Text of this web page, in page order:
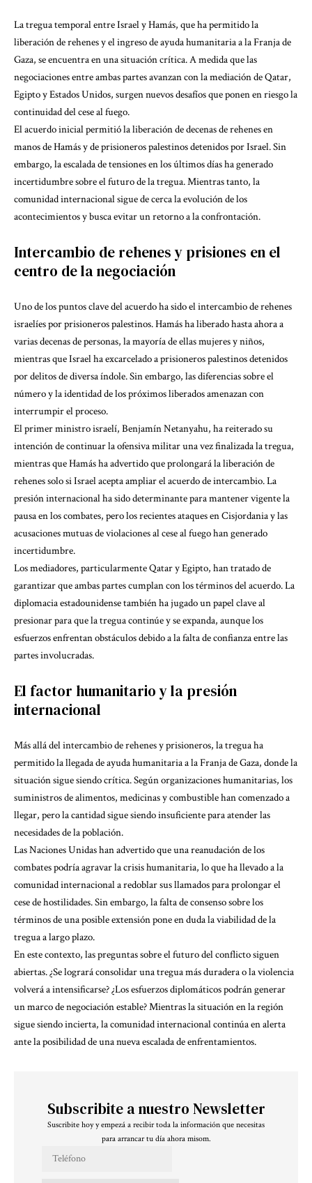
La tregua temporal entre Israel y Hamás, que ha permitido la
liberación de rehenes y el ingreso de ayuda humanitaria a la Franja de
Gaza, se encuentra en una situación crítica. A medida que las
negociaciones entre ambas partes avanzan con la mediación de Qatar,
Egipto y Estados Unidos, surgen nuevos desafíos que ponen en riesgo la
continuidad del cese al fuego.
El acuerdo inicial permitió la liberación de decenas de rehenes en
manos de Hamás y de prisioneros palestinos detenidos por Israel. Sin
embargo, la escalada de tensiones en los últimos días ha generado
incertidumbre sobre el futuro de la tregua. Mientras tanto, la
comunidad internacional sigue de cerca la evolución de los
acontecimientos y busca evitar un retorno a la confrontación.
Intercambio de rehenes y prisiones en el
centro de la negociación
Uno de los puntos clave del acuerdo ha sido el intercambio de rehenes
israelíes por prisioneros palestinos. Hamás ha liberado hasta ahora a
varias decenas de personas, la mayoría de ellas mujeres y niños,
mientras que Israel ha excarcelado a prisioneros palestinos detenidos
por delitos de diversa índole. Sin embargo, las diferencias sobre el
número y la identidad de los próximos liberados amenazan con
interrumpir el proceso.
El primer ministro israelí, Benjamín Netanyahu, ha reiterado su
intención de continuar la ofensiva militar una vez finalizada la tregua,
mientras que Hamás ha advertido que prolongará la liberación de
rehenes solo si Israel acepta ampliar el acuerdo de intercambio. La
presión internacional ha sido determinante para mantener vigente la
pausa en los combates, pero los recientes ataques en Cisjordania y las
acusaciones mutuas de violaciones al cese al fuego han generado
incertidumbre.
Los mediadores, particularmente Qatar y Egipto, han tratado de
garantizar que ambas partes cumplan con los términos del acuerdo. La
diplomacia estadounidense también ha jugado un papel clave al
presionar para que la tregua continúe y se expanda, aunque los
esfuerzos enfrentan obstáculos debido a la falta de confianza entre las
partes involucradas.
El factor humanitario y la presión
internacional
Más allá del intercambio de rehenes y prisioneros, la tregua ha
permitido la llegada de ayuda humanitaria a la Franja de Gaza, donde la
situación sigue siendo crítica. Según organizaciones humanitarias, los
suministros de alimentos, medicinas y combustible han comenzado a
llegar, pero la cantidad sigue siendo insuficiente para atender las
necesidades de la población.
Las Naciones Unidas han advertido que una reanudación de los
combates podría agravar la crisis humanitaria, lo que ha llevado a la
comunidad internacional a redoblar sus llamados para prolongar el
cese de hostilidades. Sin embargo, la falta de consenso sobre los
términos de una posible extensión pone en duda la viabilidad de la
tregua a largo plazo.
En este contexto, las preguntas sobre el futuro del conflicto siguen
abiertas. ¿Se logrará consolidar una tregua más duradera o la violencia
volverá a intensificarse? ¿Los esfuerzos diplomáticos podrán generar
un marco de negociación estable? Mientras la situación en la región
sigue siendo incierta, la comunidad internacional continúa en alerta
ante la posibilidad de una nueva escalada de enfrentamientos.
Subscribite a nuestro Newsletter
Suscribite hoy y empezá a recibir toda la información que necesitas
para arrancar tu día ahora misom.